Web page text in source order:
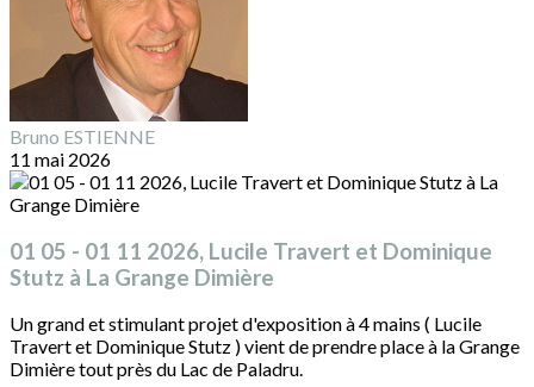
Bruno ESTIENNE
11 mai 2026
01 05 - 01 11 2026, Lucile Travert et Dominique
Stutz à La Grange Dimière
Un grand et stimulant projet d'exposition à 4 mains ( Lucile
Travert et Dominique Stutz ) vient de prendre place à la Grange
Dimière tout près du Lac de Paladru.